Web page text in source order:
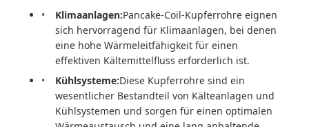
Klimaanlagen:Pancake-Coil-Kupferrohre eignen
sich hervorragend für Klimaanlagen, bei denen
eine hohe Wärmeleitfähigkeit für einen
effektiven Kältemittelfluss erforderlich ist.
Kühlsysteme:Diese Kupferrohre sind ein
wesentlicher Bestandteil von Kälteanlagen und
Kühlsystemen und sorgen für einen optimalen